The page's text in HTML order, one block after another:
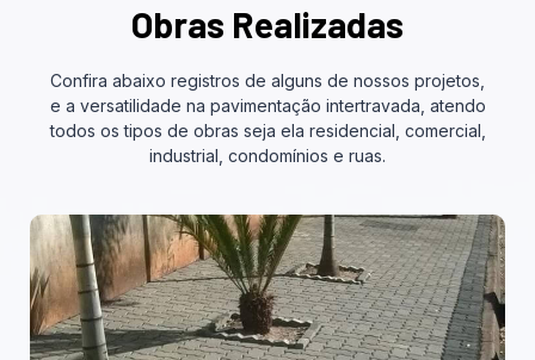
Obras Realizadas
Confira abaixo registros de alguns de nossos projetos,
e a versatilidade na pavimentação intertravada, atendo
todos os tipos de obras seja ela residencial, comercial,
industrial, condomínios e ruas.